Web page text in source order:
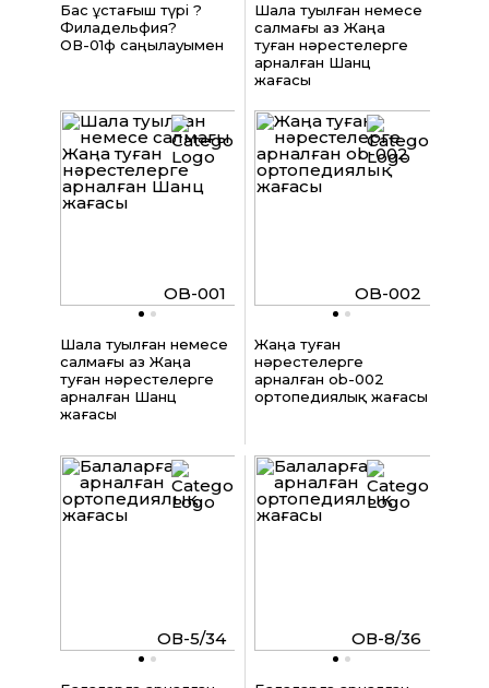
Бас ұстағыш түрі ?
Филадельфия?
ОВ-01ф саңылауымен
Шала туылған немесе
салмағы аз Жаңа
туған нәрестелерге
арналған Шанц
жағасы
OB-001
Шала туылған немесе
салмағы аз Жаңа
туған нәрестелерге
арналған Шанц
жағасы
OB-002
Жаңа туған
нәрестелерге
арналған ob-002
ортопедиялық жағасы
ОВ-5/34 ОВ-8/36